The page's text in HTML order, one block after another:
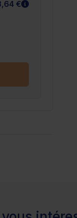
€ En savoir plus